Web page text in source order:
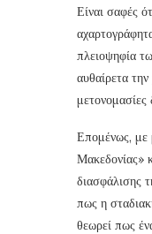
Είναι σαφές
πλειοψηφία
αυθαίρετα
Επομένως, με
Μακεδονίας»
διασφάλισης
πως η
θεωρεί πως